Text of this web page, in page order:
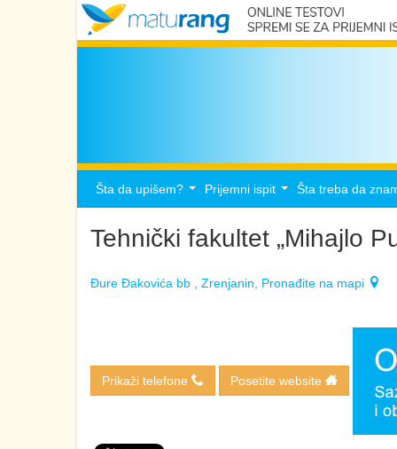
Šta da upišem? Prijemni ispit Šta treba da
Tehnički fakultet „Mihajlo
Đure Đakovića bb , Zrenjanin, Pronađite na mapi
Prikaži telefone Posetite website